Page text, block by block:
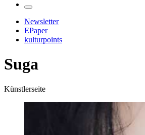
Newsletter
EPaper
kulturpoints
Suga
Künstlerseite